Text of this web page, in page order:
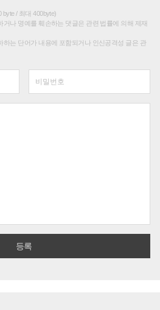
/ 최대 400byte)
나 명예를 훼손하는 댓글은 관련 법률에 의해 제재
하는 단어가 내용에 포함되거나 인신공격성 글은 관